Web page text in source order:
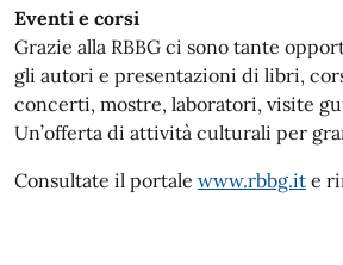
Eventi e corsi
Grazie alla RBBG ci sono tante
gli autori e presentazioni di libri,
concerti, mostre, laboratori, visite
Un’offerta di attività culturali per
Consultate il portale www.rbbg.it e